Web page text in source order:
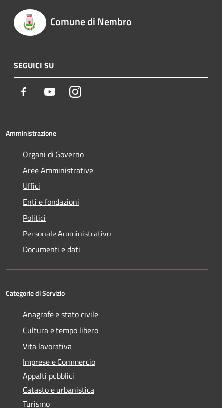
Comune di Nembro
SEGUICI SU
Facebook YoutubeInstagram
Amministrazione
Organi di Governo
Aree Amministrative
Uffici
Enti e fondazioni
Politici
Personale Amministrativo
Documenti e dati
Categorie di Servizio
Anagrafe e stato civile
Cultura e tempo libero
Vita lavorativa
Imprese e Commercio
Appalti pubblici
Catasto e urbanistica
Turismo